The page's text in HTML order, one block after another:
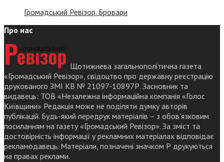
Громадський Ревізор. Бровари
Про нас
Щотижнева загальнополітична газета
«Громадський Ревізор», свідоцтво про державну реєстрацію
друкованого ЗМІ КВ № 21097-10897Р. Засновник та
видавець: ТОВ «Незалежна інформаційна компанія «Голос
Київщини» Редакція може не поділяти думку авторів
публікацій. Будь-який передрук матеріалів – з обов’язковим
посиланням на газету «Громадський Ревізор». За зміст та
достовірність інформації у рекламних матеріалах відповідає
рекламодавець. Матеріали, позначені значком Р друкуються
на правах реклами.